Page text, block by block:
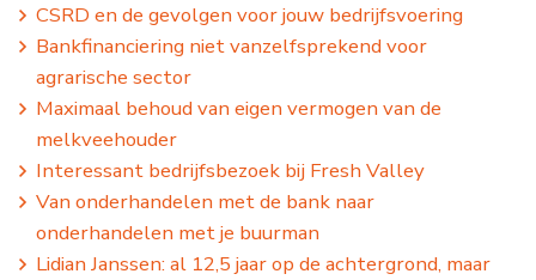
CSRD en de gevolgen voor jouw bedrijfsvoering
Bankfinanciering niet vanzelfsprekend voor
agrarische sector
Maximaal behoud van eigen vermogen van de
melkveehouder
Interessant bedrijfsbezoek bij Fresh Valley
Van onderhandelen met de bank naar
onderhandelen met je buurman
Lidian Janssen: al 12,5 jaar op de achtergrond, maar